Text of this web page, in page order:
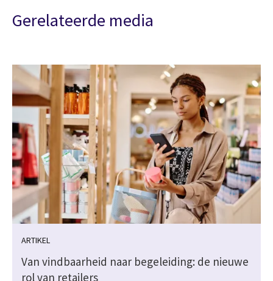
Gerelateerde media
ARTIKEL
Van vindbaarheid naar begeleiding: de nieuwe
rol van retailers